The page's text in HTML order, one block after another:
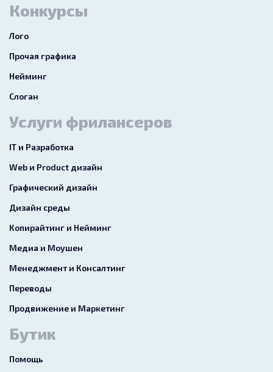
Конкурсы
Лого
Прочая графика
Нейминг
Слоган
Услуги фрилансеров
IT и Разработка
Web и Product дизайн
Графический дизайн
Дизайн среды
Копирайтинг и Нейминг
Медиа и Моушен
Менеджмент и Консалтинг
Переводы
Продвижение и Маркетинг
Бутик
Помощь